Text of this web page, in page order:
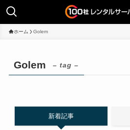
ホーム Golem
Golem – tag –
新着記事